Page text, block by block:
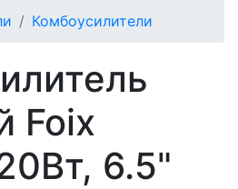
Комбоусилители
Foix
6.5"